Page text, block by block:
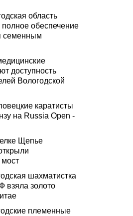
область
полное обеспечение
семенным
доступность
Вологодской
каратисты
на Russia Open -
Щепье
шахматистка
взяла золото
племенные